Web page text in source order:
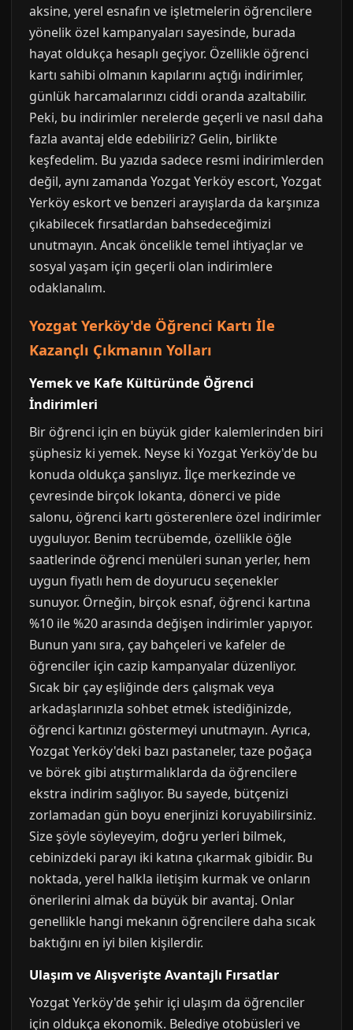
aksine, yerel esnafın ve işletmelerin öğrencilere
yönelik özel kampanyaları sayesinde, burada
hayat oldukça hesaplı geçiyor. Özellikle öğrenci
kartı sahibi olmanın kapılarını açtığı indirimler,
günlük harcamalarınızı ciddi oranda azaltabilir.
Peki, bu indirimler nerelerde geçerli ve nasıl daha
fazla avantaj elde edebiliriz? Gelin, birlikte
keşfedelim. Bu yazıda sadece resmi indirimlerden
değil, aynı zamanda Yozgat Yerköy escort, Yozgat
Yerköy eskort ve benzeri arayışlarda da karşınıza
çıkabilecek fırsatlardan bahsedeceğimizi
unutmayın. Ancak öncelikle temel ihtiyaçlar ve
sosyal yaşam için geçerli olan indirimlere
odaklanalım.
Yozgat Yerköy'de Öğrenci Kartı İle
Kazançlı Çıkmanın Yolları
Yemek ve Kafe Kültüründe Öğrenci
İndirimleri
Bir öğrenci için en büyük gider kalemlerinden biri
şüphesiz ki yemek. Neyse ki Yozgat Yerköy'de bu
konuda oldukça şanslıyız. İlçe merkezinde ve
çevresinde birçok lokanta, dönerci ve pide
salonu, öğrenci kartı gösterenlere özel indirimler
uyguluyor. Benim tecrübemde, özellikle öğle
saatlerinde öğrenci menüleri sunan yerler, hem
uygun fiyatlı hem de doyurucu seçenekler
sunuyor. Örneğin, birçok esnaf, öğrenci kartına
%10 ile %20 arasında değişen indirimler yapıyor.
Bunun yanı sıra, çay bahçeleri ve kafeler de
öğrenciler için cazip kampanyalar düzenliyor.
Sıcak bir çay eşliğinde ders çalışmak veya
arkadaşlarınızla sohbet etmek istediğinizde,
öğrenci kartınızı göstermeyi unutmayın. Ayrıca,
Yozgat Yerköy'deki bazı pastaneler, taze poğaça
ve börek gibi atıştırmalıklarda da öğrencilere
ekstra indirim sağlıyor. Bu sayede, bütçenizi
zorlamadan gün boyu enerjinizi koruyabilirsiniz.
Size şöyle söyleyeyim, doğru yerleri bilmek,
cebinizdeki parayı iki katına çıkarmak gibidir. Bu
noktada, yerel halkla iletişim kurmak ve onların
önerilerini almak da büyük bir avantaj. Onlar
genellikle hangi mekanın öğrencilere daha sıcak
baktığını en iyi bilen kişilerdir.
Ulaşım ve Alışverişte Avantajlı Fırsatlar
Yozgat Yerköy'de şehir içi ulaşım da öğrenciler
için oldukça ekonomik. Belediye otobüsleri ve